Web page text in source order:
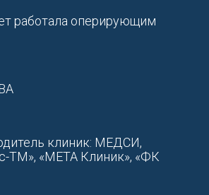
работала оперирующим
клиник: МЕДСИ,
ТМ», «МЕТА Клиник», «ФК